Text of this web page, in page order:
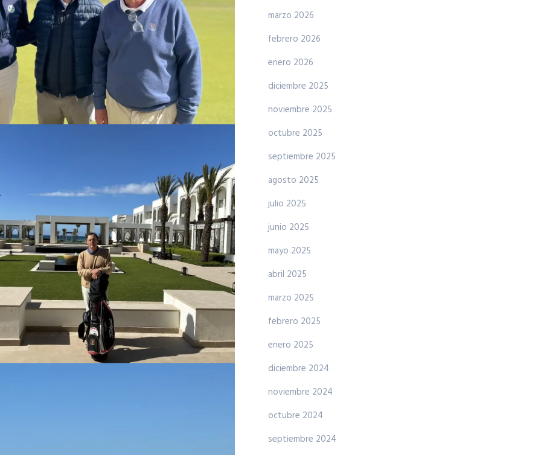
marzo 2026
febrero 2026
enero 2026
diciembre 2025
noviembre 2025
octubre 2025
septiembre 2025
agosto 2025
julio 2025
junio 2025
mayo 2025
abril 2025
marzo 2025
febrero 2025
enero 2025
diciembre 2024
noviembre 2024
octubre 2024
septiembre 2024